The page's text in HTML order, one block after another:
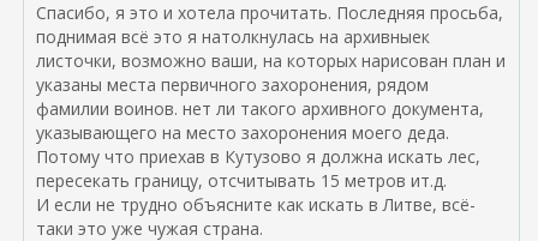
Спасибо, я это и хотела прочитать. Последняя просьба,
поднимая всё это я натолкнулась на архивныек
листочки, возможно ваши, на которых нарисован план и
указаны места первичного захоронения, рядом
фамилии воинов. нет ли такого архивного документа,
указывающего на место захоронения моего деда.
Потому что приехав в Кутузово я должна искать лес,
пересекать границу, отсчитывать 15 метров ит.д.
И если не трудно объясните как искать в Литве, всё-
таки это уже чужая страна.